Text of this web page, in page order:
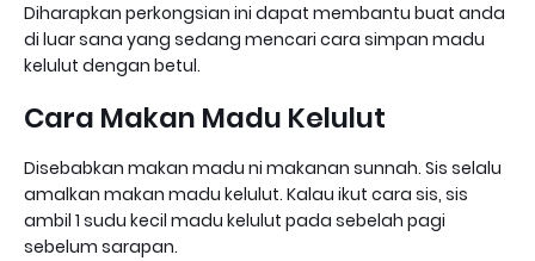
Diharapkan perkongsian ini dapat membantu buat anda
di luar sana yang sedang mencari cara simpan madu
kelulut dengan betul.
Cara Makan Madu Kelulut
Disebabkan makan madu ni makanan sunnah. Sis selalu
amalkan makan madu kelulut. Kalau ikut cara sis, sis
ambil 1 sudu kecil madu kelulut pada sebelah pagi
sebelum sarapan.